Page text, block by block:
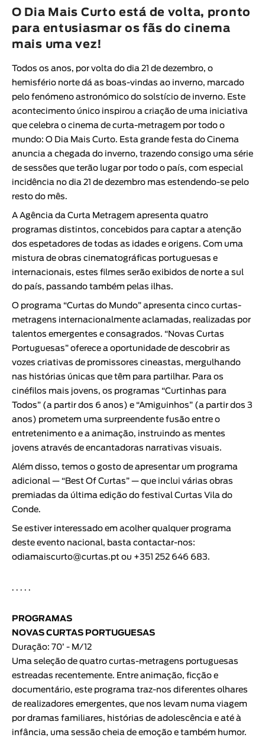
Animar
DURAÇÃO
< / >
GÉNERO
Ficção
Animação
Experimental
Documentário
O Dia Mais Curto está de volta, pronto
para entusiasmar os fãs do cinema
mais uma vez!
Todos os anos, por volta do dia 21 de dezembro, o
hemisfério norte dá as boas-vindas ao inverno, marcado
pelo fenómeno astronómico do solstício de inverno. Este
acontecimento único inspirou a criação de uma iniciativa
que celebra o cinema de curta-metragem por todo o
mundo: O Dia Mais Curto. Esta grande festa do Cinema
anuncia a chegada do inverno, trazendo consigo uma série
de sessões que terão lugar por todo o país, com especial
incidência no dia 21 de dezembro mas estendendo-se pelo
resto do mês.
A Agência da Curta Metragem apresenta quatro
programas distintos, concebidos para captar a atenção
dos espetadores de todas as idades e origens. Com uma
mistura de obras cinematográficas portuguesas e
internacionais, estes filmes serão exibidos de norte a sul
do país, passando também pelas ilhas.
O programa “Curtas do Mundo” apresenta cinco curtas-
metragens internacionalmente aclamadas, realizadas por
talentos emergentes e consagrados. “Novas Curtas
Portuguesas” oferece a oportunidade de descobrir as
vozes criativas de promissores cineastas, mergulhando
nas histórias únicas que têm para partilhar. Para os
cinéfilos mais jovens, os programas “Curtinhas para
Todos” (a partir dos 6 anos) e “Amiguinhos” (a partir dos 3
anos) prometem uma surpreendente fusão entre o
entretenimento e a animação, instruindo as mentes
jovens através de encantadoras narrativas visuais.
Além disso, temos o gosto de apresentar um programa
adicional — “Best Of Curtas” — que inclui várias obras
premiadas da última edição do festival Curtas Vila do
Conde.
Se estiver interessado em acolher qualquer programa
deste evento nacional, basta contactar-nos:
odiamaiscurto@curtas.pt ou +351 252 646 683.
· · · · ·
PROGRAMAS
NOVAS CURTAS PORTUGUESAS
Duração: 70’ - M/12
Uma seleção de quatro curtas-metragens portuguesas
estreadas recentemente. Entre animação, ficção e
documentário, este programa traz-nos diferentes olhares
de realizadores emergentes, que nos levam numa viagem
por dramas familiares, histórias de adolescência e até à
infância, uma sessão cheia de emoção e também humor.